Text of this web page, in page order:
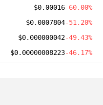
$0.00016-60.00%
$0.0007804-51.20%
$0.000000042-49.43%
$0.00000008223-46.17%